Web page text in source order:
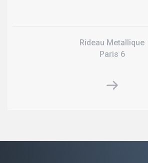
Rideau Metallique
Paris 6